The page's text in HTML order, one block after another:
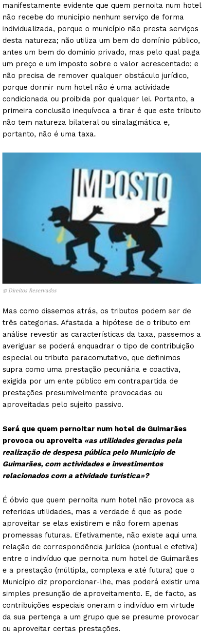
manifestamente evidente que quem pernoita num hotel
não recebe do município nenhum serviço de forma
individualizada, porque o município não presta serviços
desta natureza; não utiliza um bem do domínio público,
antes um bem do domínio privado, mas pelo qual paga
um preço e um imposto sobre o valor acrescentado; e
não precisa de remover qualquer obstáculo jurídico,
porque dormir num hotel não é uma actividade
condicionada ou proibida por qualquer lei. Portanto, a
primeira conclusão inequívoca a tirar é que este tributo
não tem natureza bilateral ou sinalagmática e,
portanto, não é uma taxa.
© Direitos Reservados
Mas como dissemos atrás, os tributos podem ser de
três categorias. Afastada a hipótese de o tributo em
análise revestir as características da taxa, passemos a
averiguar se poderá enquadrar o tipo de contribuição
especial ou tributo paracomutativo, que definimos
supra como uma prestação pecuniária e coactiva,
exigida por um ente público em contrapartida de
prestações presumivelmente provocadas ou
aproveitadas pelo sujeito passivo.
Será que quem pernoitar num hotel de Guimarães
provoca ou aproveita «as utilidades geradas pela
realização de despesa pública pelo Município de
Guimarães, com actividades e investimentos
relacionados com a atividade turística»?
É óbvio que quem pernoita num hotel não provoca as
referidas utilidades, mas a verdade é que as pode
aproveitar se elas existirem e não forem apenas
promessas futuras. Efetivamente, não existe aqui uma
relação de correspondência jurídica (pontual e efetiva)
entre o indivíduo que pernoita num hotel de Guimarães
e a prestação (múltipla, complexa e até futura) que o
Município diz proporcionar-lhe, mas poderá existir uma
simples presunção de aproveitamento. E, de facto, as
contribuições especiais oneram o indivíduo em virtude
da sua pertença a um grupo que se presume provocar
ou aproveitar certas prestações.